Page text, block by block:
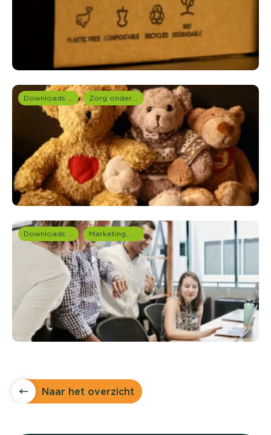
Downloads en rapportages Zorg onderzoek
Downloads en rapportages Marketing, media & PR
Naar het overzicht